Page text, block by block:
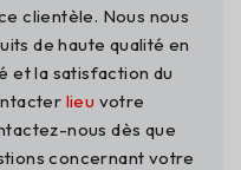
clientèle. Nous nous
de haute qualité en
et la satisfaction du
lieu votre
nous dès que
concernant votre